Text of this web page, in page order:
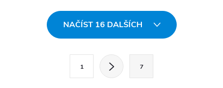
Ovládací prvky výpisu
NAČÍST 16 DALŠÍCH
1 7